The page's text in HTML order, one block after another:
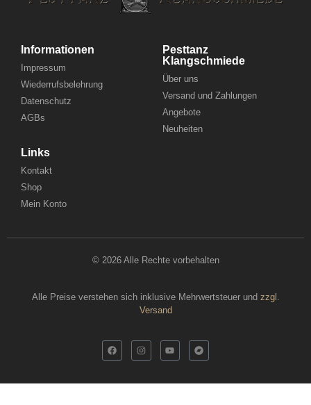
Informationen
Impressum
Wiederrufsbelehrung
Datenschutz
AGBs
Pesttanz
Klangschmiede
Über uns
Versand und Zahlungen
Angebote
Neuheiten
Links
Kontakt
Shop
Mein Konto
© 2026 Alle Rechte vorbehalten
Alle Preise verstehen sich inklusive Mehrwertsteuer und zzgl.
Versand